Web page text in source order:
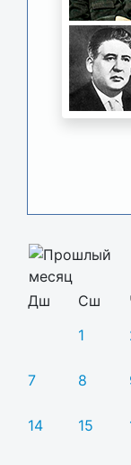
Дш
Сш
1
7 8
14 15